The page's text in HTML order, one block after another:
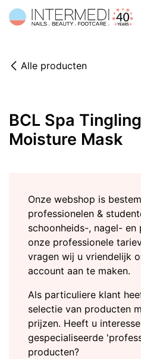
Overslaan naar inhoud
Alle producten
BCL Spa
Moisture Mask
Onze webshop is
professionelen &
schoonheids-, nagel- en
onze professionele
vragen wij u vriendelijk
account aan te maken.
Als particuliere klant
selectie van producten
prijzen. Heeft u
gespecialiseerde
producten?